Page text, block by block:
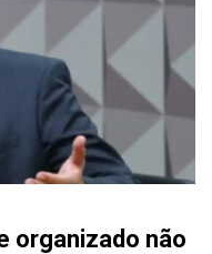
organizado não